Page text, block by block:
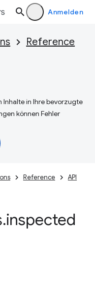
Anmelden
Reference
Inhalte in Ihre bevorzugte
können Fehler
Reference API
.inspected